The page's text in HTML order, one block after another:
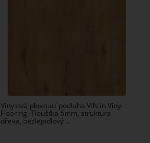
Vinylová plovoucí podlaha VIN in Vinyl
Flooring. Tloušťka 6mm, struktura
dřeva, bezlepidlový ...